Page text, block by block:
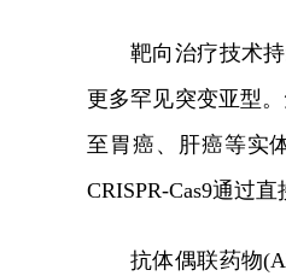
靶向治疗技术
更多罕见突变亚型
至胃癌、肝癌等实
CRISPR-Cas9通过
抗体偶联药物